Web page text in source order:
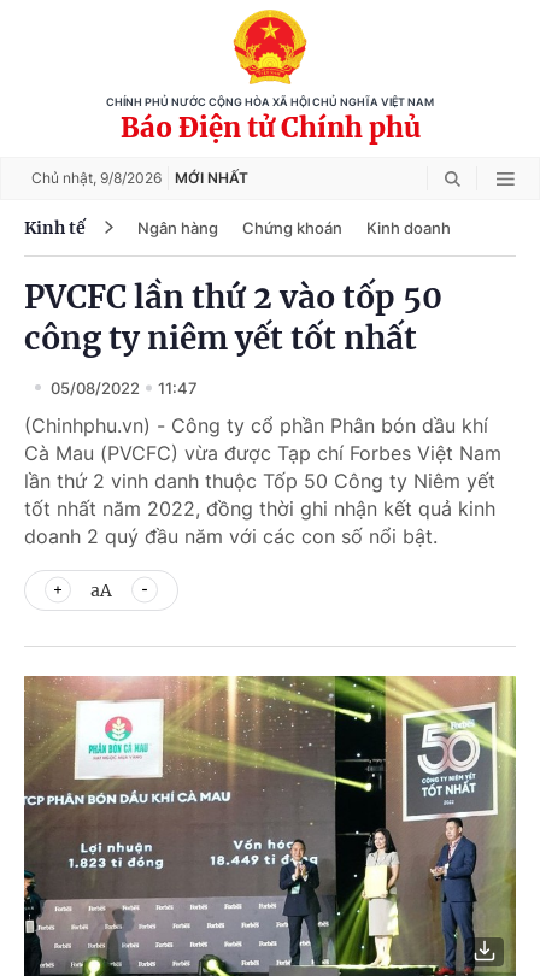
CHÍNH PHỦ NƯỚC CỘNG HÒA XÃ HỘI CHỦ NGHĨA VIỆT NAM
Báo Điện tử Chính phủ
Chủ nhật, 9/8/2026 MỚI NHẤT
Kinh tế Ngân hàng Chứng khoán Kinh doanh
PVCFC lần thứ 2 vào tốp 50
công ty niêm yết tốt nhất
05/08/2022 11:47
(Chinhphu.vn) - Công ty cổ phần Phân bón dầu khí
Cà Mau (PVCFC) vừa được Tạp chí Forbes Việt Nam
lần thứ 2 vinh danh thuộc Tốp 50 Công ty Niêm yết
tốt nhất năm 2022, đồng thời ghi nhận kết quả kinh
doanh 2 quý đầu năm với các con số nổi bật.
aA